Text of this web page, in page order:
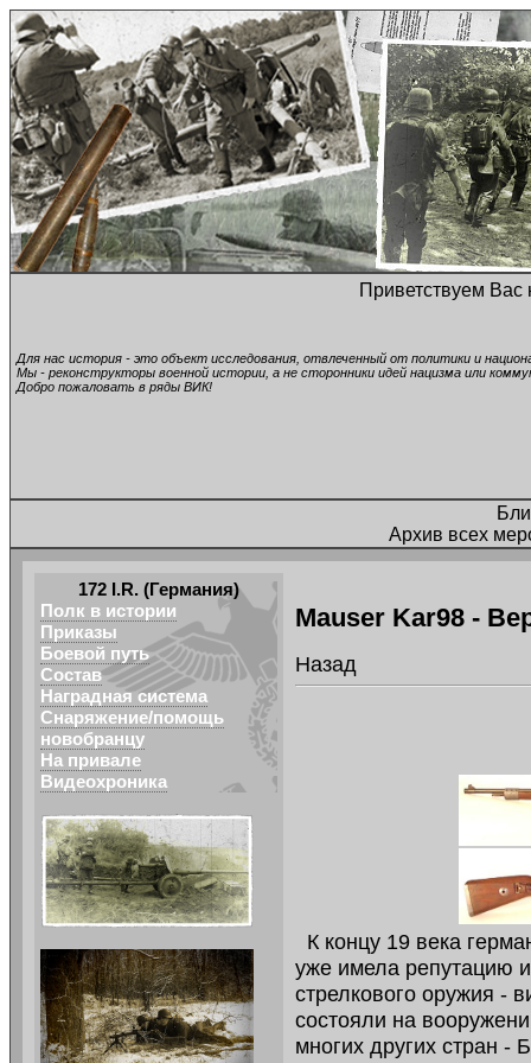
Приветствуем Вас
Для нас история - это объект исследования, отвлеченный от политики и
Мы - реконструкторы военной истории, а не сторонники идей нацизма или
Добро пожаловать в ряды ВИК!
Архив всех
172 I.R. (Германия)
Полк в истории
Приказы
Боевой путь
Состав
Наградная система
Снаряжение/помощь
новобранцу
На привале
Видеохроника
Mauser Kar98 -
Назад
К концу 19 века
уже имела репутацию
стрелкового оружия -
состояли на
многих других стран -